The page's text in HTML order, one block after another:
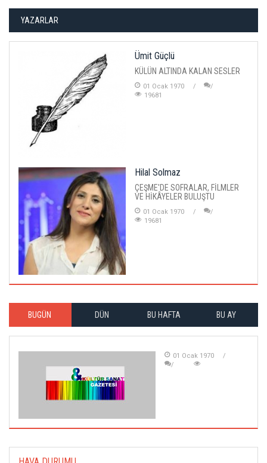
YAZARLAR
Ümit Güçlü
KÜLÜN ALTINDA KALAN SESLER
01 Ocak 1970
19681
Hilal Solmaz
ÇEŞME'DE SOFRALAR, FİLMLER
VE HİKÂYELER BULUŞTU
01 Ocak 1970
19681
BUGÜN DÜN BU HAFTA BU AY
01 Ocak 1970